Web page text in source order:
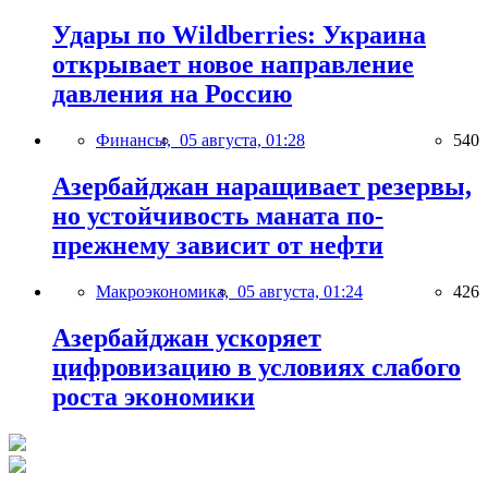
Удары по Wildberries: Украина
открывает новое направление
давления на Россию
Финансы, 05 августа, 01:28 540
Азербайджан наращивает резервы,
но устойчивость маната по-
прежнему зависит от нефти
Макроэкономика, 05 августа, 01:24 426
Азербайджан ускоряет
цифровизацию в условиях слабого
роста экономики